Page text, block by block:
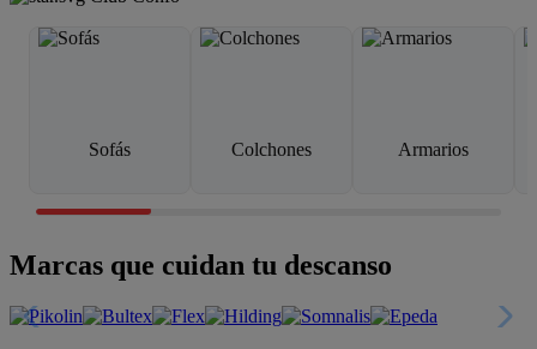
Sofás Colchones Armarios
Marcas que cuidan tu descanso